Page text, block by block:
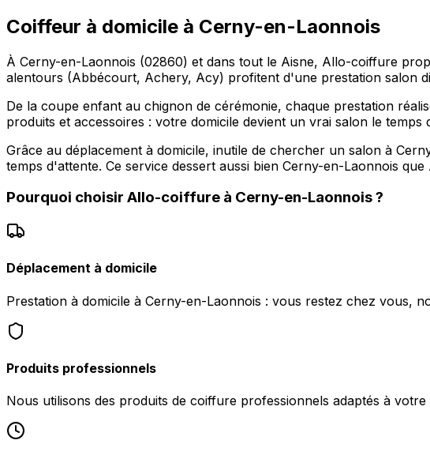
Coiffeur à domicile à Cerny-en-Laonnois
À Cerny-en-Laonnois (02860) et dans tout le Aisne, Allo-coiffure
alentours (Abbécourt, Achery, Acy) profitent d'une prestation salon
De la coupe enfant au chignon de cérémonie, chaque prestation
produits et accessoires : votre domicile devient un vrai salon le temps
Grâce au déplacement à domicile, inutile de chercher un salon à
temps d'attente. Ce service dessert aussi bien Cerny-en-Laonnois
Pourquoi choisir Allo-coiffure à Cerny-en-Laonnois?
Déplacement à domicile
Prestation à domicile à Cerny-en-Laonnois : vous restez chez vous,
Produits professionnels
Nous utilisons des produits de coiffure professionnels adaptés à